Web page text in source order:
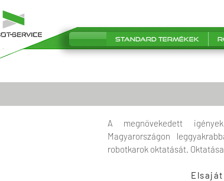
Standard termékek
A megnövekedett
Magyarországon
robotkarok oktatását.